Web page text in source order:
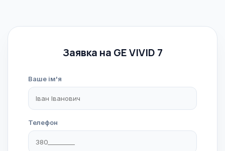
Заявка на GE VIVID 7
Ваше ім'я
Телефон